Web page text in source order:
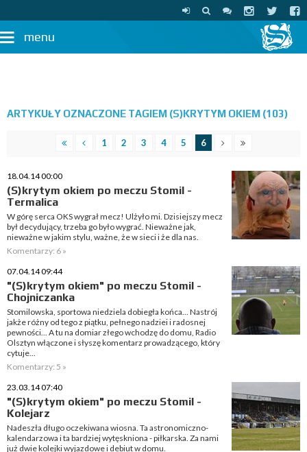
menu
ARTYKUŁY OZNACZONE TAGIEM (S)KRYTYM OKIEM (103)
1 2 3 4 5 6
18.04.14 00:00
(S)krytym okiem po meczu Stomil -
Termalica
W górę serca OKS wygrał mecz! Ulżyło mi. Dzisiejszy mecz
był decydujący, trzeba go było wygrać. Nieważne jak,
nieważne w jakim stylu, ważne, że w sieci i że dla nas.
Komentarzy: 6 »
07.04.14 09:44
"(S)krytym okiem" po meczu Stomil -
Chojniczanka
Stomilowska, sportowa niedziela dobiegła końca... Nastrój
jakże różny od tego z piątku, pełnego nadziei i radosnej
pewności... A tu na domiar złego wchodzę do domu, Radio
Olsztyn włączone i słyszę komentarz prowadzącego, który
cytuje...
Komentarzy: 5 »
23.03.14 07:40
"(S)krytym okiem" po meczu Stomil -
Kolejarz
Nadeszła długo oczekiwana wiosna. Ta astronomiczno-
kalendarzowa i ta bardziej wytęskniona - piłkarska. Za nami
już dwie kolejki wyjazdowe i debiut w domu.